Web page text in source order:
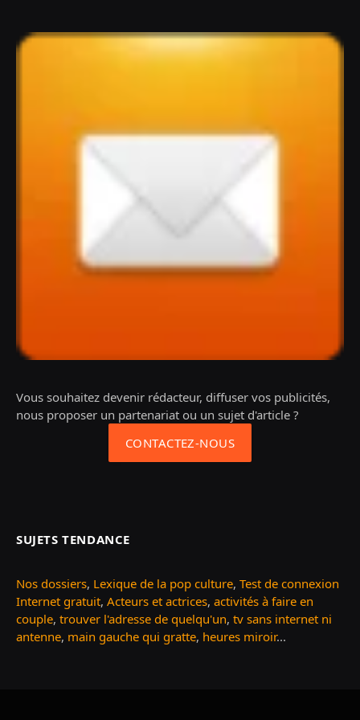
Vous souhaitez devenir rédacteur, diffuser vos publicités,
nous proposer un partenariat ou un sujet d'article ?
CONTACTEZ-NOUS
SUJETS TENDANCE
Nos dossiers, Lexique de la pop culture, Test de connexion
Internet gratuit, Acteurs et actrices, activités à faire en
couple, trouver l'adresse de quelqu'un, tv sans internet ni
antenne, main gauche qui gratte, heures miroir...